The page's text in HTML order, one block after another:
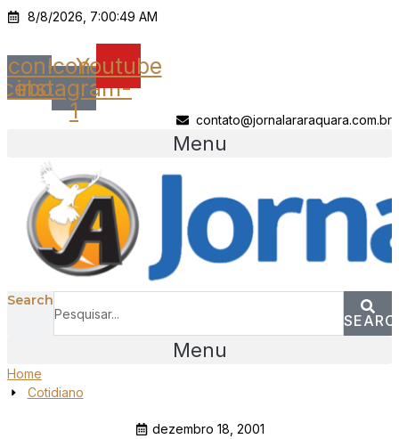
Ir
o
conteúdo
8/8/2026, 7:00:49 AM
Icon-Icon-
instagram-
1
Youtube
contato@jornalararaquara.com.br
Menu
Search
Menu
Home
Cotidiano
dezembro 18, 2001